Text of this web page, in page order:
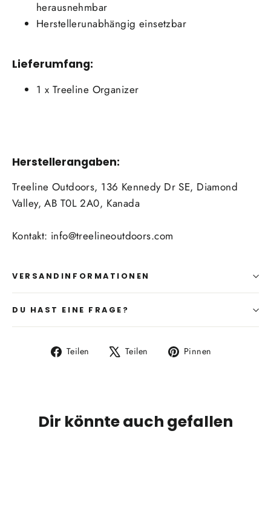
herausnehmbar
Herstellerunabhängig einsetzbar
Lieferumfang:
1 x Treeline Organizer
Herstellerangaben:
Treeline Outdoors, 136 Kennedy Dr SE, Diamond
Valley, AB T0L 2A0, Kanada
Kontakt: info@treelineoutdoors.com
VERSANDINFORMATIONEN
DU HAST EINE FRAGE?
Teilen
Auf
Teilen
Auf
Pinnen
Dir könnte auch gefallen